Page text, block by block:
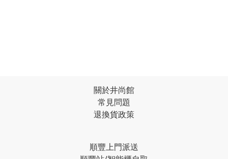
關於井尚館
常見問題
退換貨政策
順豐上門派送